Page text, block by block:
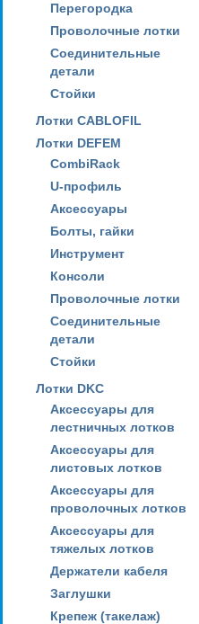
Перегородка
Проволочные лотки
Соединительные
детали
Стойки
Лотки CABLOFIL
Лотки DEFEM
CombiRack
U-профиль
Аксессуары
Болты, гайки
Инструмент
Консоли
Проволочные лотки
Соединительные
детали
Стойки
Лотки DKC
Аксессуары для
лестничных лотков
Аксессуары для
листовых лотков
Аксессуары для
проволочных лотков
Аксессуары для
тяжелых лотков
Держатели кабеля
Заглушки
Крепеж (такелаж)